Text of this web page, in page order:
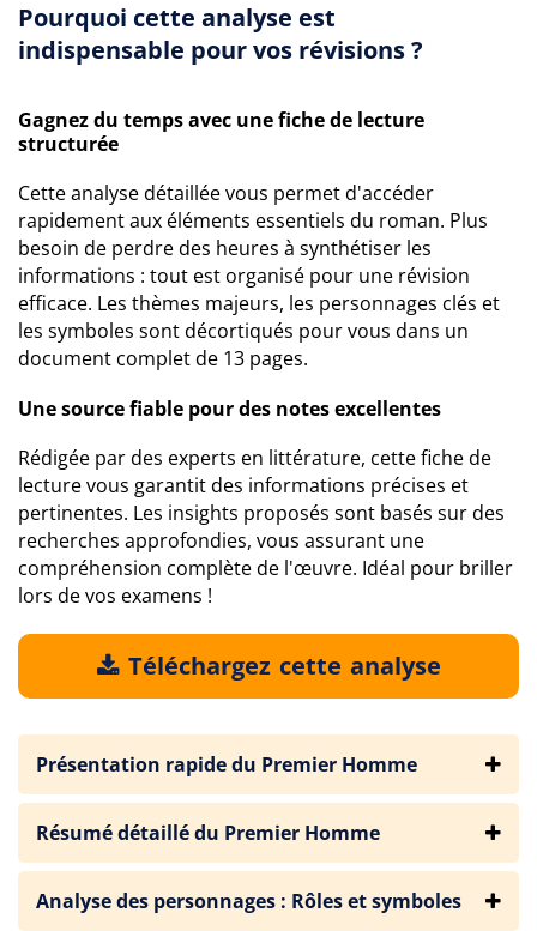
Pourquoi cette analyse est
indispensable pour vos révisions ?
Gagnez du temps avec une fiche de lecture
structurée
Cette analyse détaillée vous permet d'accéder
rapidement aux éléments essentiels du roman. Plus
besoin de perdre des heures à synthétiser les
informations : tout est organisé pour une révision
efficace. Les thèmes majeurs, les personnages clés et
les symboles sont décortiqués pour vous dans un
document complet de 13 pages.
Une source fiable pour des notes excellentes
Rédigée par des experts en littérature, cette fiche de
lecture vous garantit des informations précises et
pertinentes. Les insights proposés sont basés sur des
recherches approfondies, vous assurant une
compréhension complète de l'œuvre. Idéal pour briller
lors de vos examens !
Téléchargez cette analyse
Présentation rapide du Premier Homme
Résumé détaillé du Premier Homme
Analyse des personnages : Rôles et symboles